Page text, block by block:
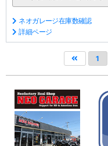
ネオガレージ在庫数確認
詳細ページ
1